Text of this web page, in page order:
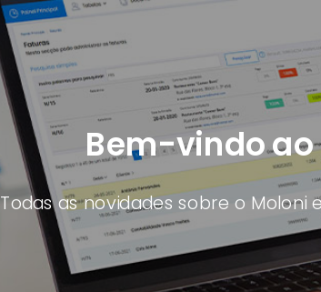
Bem-vindo ao
Todas as novidades sobre o